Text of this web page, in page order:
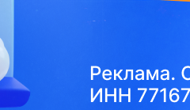
31.01.2023